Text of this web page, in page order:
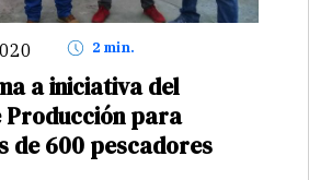
2 min.
a iniciativa del
para
de 600 pescadores